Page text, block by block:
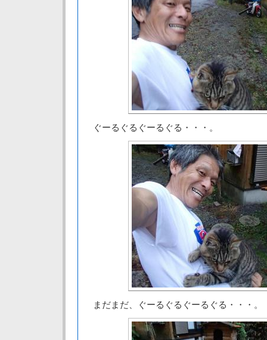
ぐーるぐるぐーるぐる・・・。
まだまだ、ぐーるぐるぐーるぐる・・・。